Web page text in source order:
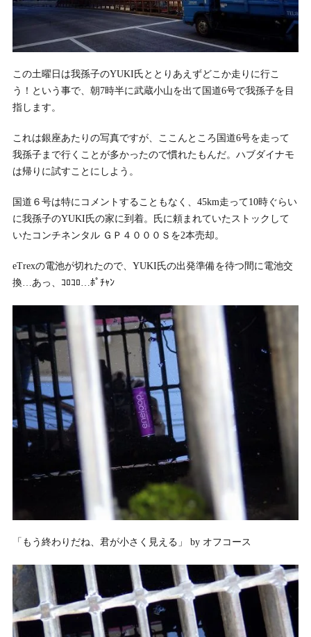
この土曜日は我孫子のYUKI氏ととりあえずどこか走りに行こ
う！という事で、朝7時半に武蔵小山を出て国道6号で我孫子を目
指します。
これは銀座あたりの写真ですが、ここんところ国道6号を走って
我孫子まで行くことが多かったので慣れたもんだ。ハブダイナモ
は帰りに試すことにしよう。
国道６号は特にコメントすることもなく、45km走って10時ぐらい
に我孫子のYUKI氏の家に到着。氏に頼まれていたストックして
いたコンチネンタル ＧＰ４０００Ｓを2本売却。
eTrexの電池が切れたので、YUKI氏の出発準備を待つ間に電池交
換…あっ、ｺﾛｺﾛ…ﾎﾟﾁｬﾝ
「もう終わりだね、君が小さく見える」 by オフコース